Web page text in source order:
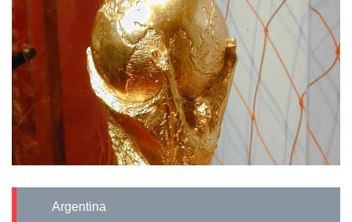
Argentina